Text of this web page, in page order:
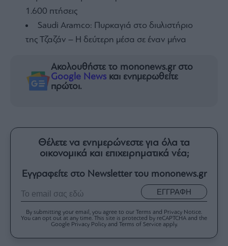
1.600 πτήσεις
Saudi Aramco: Πυρκαγιά στο διυλιστήριο
της Τζαζάν – Η δεύτερη μέσα σε έναν μήνα
Ακολουθήστε το mononews.gr στο
Google News και ενημερωθείτε
πρώτοι.
Θέλετε να ενημερώνεστε για όλα τα
οικονομικά και επιχειρηματικά νέα;
Εγγραφείτε στο Newsletter του mononews.gr
ΕΓΓΡΑΦΗ
By submitting your email, you agree to our Terms and Privacy Notice.
You can opt out at any time. This site is protected by reCAPTCHA and the
Google Privacy Policy and Terms of Service apply.